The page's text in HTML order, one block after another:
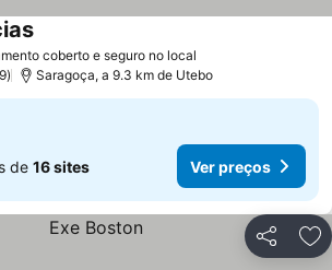
coberto e seguro no local
Saragoça, a 9.3 km de Utebo
de 16 sites Ver preços
Partilhar